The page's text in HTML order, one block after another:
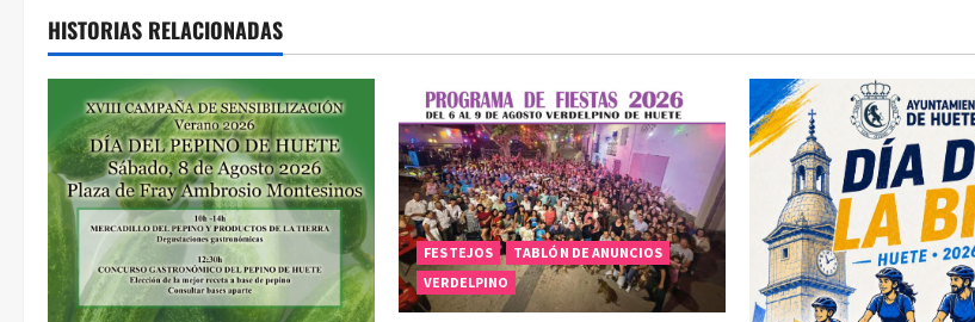
a
c
i
ó
n
d
HISTORIAS RELACIONADAS
FESTEJOS
TABLÓN DE ANUNCIOS
VERDELPINO